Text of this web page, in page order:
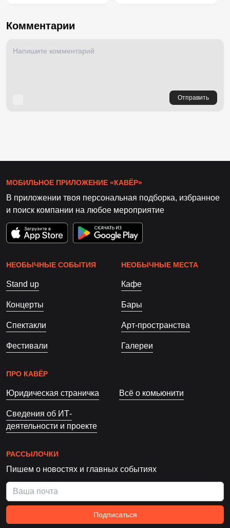
Комментарии
Отправить
МОБИЛЬНОЕ ПРИЛОЖЕНИЕ «КАВЁР»
В приложении твоя персональная подборка, избранное
и поиск компании на любое мероприятие
НЕОБЫЧНЫЕ СОБЫТИЯ
Stand up
Концерты
Спектакли
Фестивали
НЕОБЫЧНЫЕ МЕСТА
Кафе
Бары
Арт-пространства
Галереи
ПРО КАВЁР
Юридическая страничка Всё о комьюнити
Сведения об ИТ-
деятельности и проекте
РАССЫЛОЧКИ
Пишем о новостях и главных событиях
Подписаться